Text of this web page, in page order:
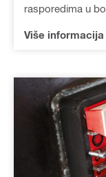
rasporedima u
Više informacija